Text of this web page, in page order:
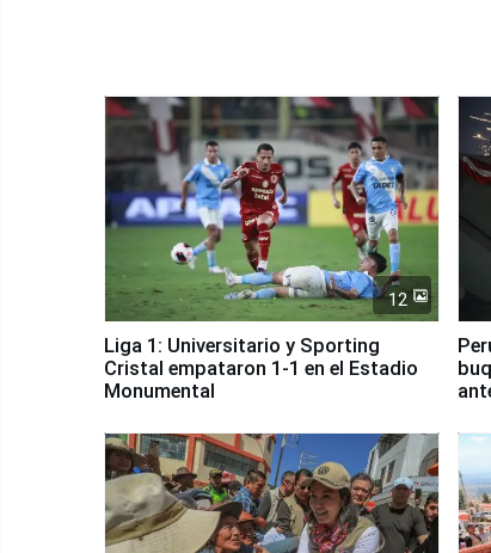
12
Liga 1: Universitario y Sporting
Cristal empataron 1-1 en el Estadio
Monumental